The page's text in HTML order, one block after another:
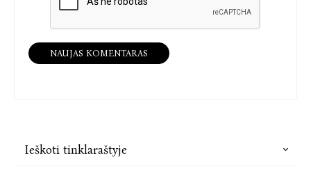
NAUJAS KOMENTARAS
Ieškoti tinklaraštyje